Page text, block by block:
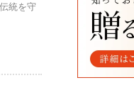
統を守